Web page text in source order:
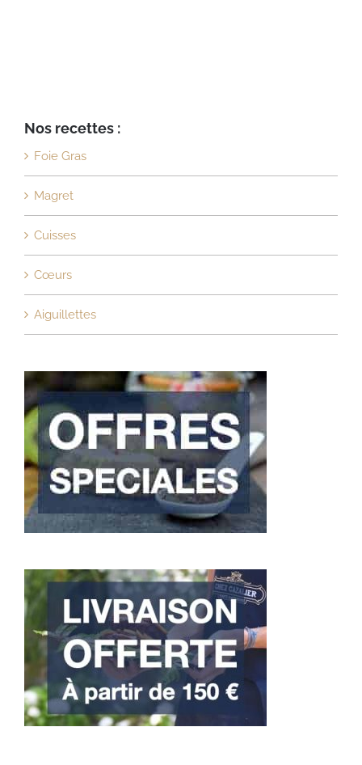
Nos recettes :
Foie Gras
Magret
Cuisses
Cœurs
Aiguillettes